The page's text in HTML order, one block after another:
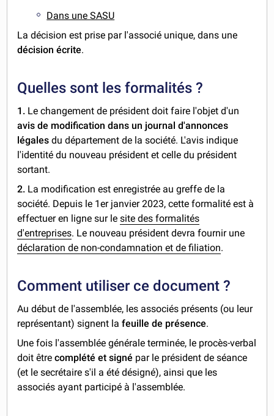
Dans une SASU
La décision est prise par l'associé unique, dans une
décision écrite.
Quelles sont les formalités ?
1. Le changement de président doit faire l'objet d'un
avis de modification dans un journal d'annonces
légales du département de la société. L'avis indique
l'identité du nouveau président et celle du président
sortant.
2. La modification est enregistrée au greffe de la
société. Depuis le 1er janvier 2023, cette formalité est à
effectuer en ligne sur lesite des formalités
d'entreprises. Le nouveau président devra fournir une
déclaration de non-condamnation et de filiation.
Comment utiliser ce document ?
Au début de l'assemblée, les associés présents (ou leur
représentant) signent lafeuille de présence.
Une fois l'assemblée générale terminée, le procès-verbal
doit êtrecomplété et signé par le président de séance
(et le secrétaire s'il a été désigné), ainsi que les
associés ayant participé à l'assemblée.